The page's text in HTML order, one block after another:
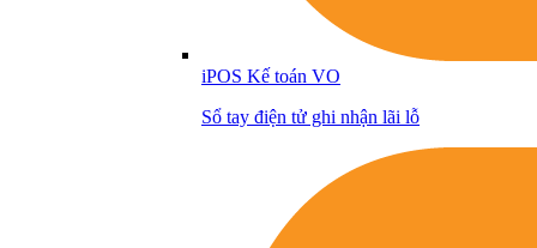
iPOS Kế toán VO
Sổ tay điện tử ghi nhận lãi lỗ